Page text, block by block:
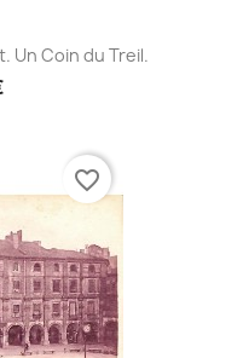
Un Coin du Treil.
favorite_border